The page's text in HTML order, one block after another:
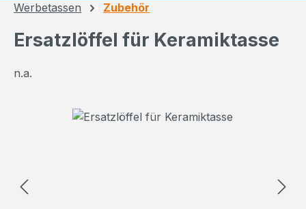
Werbetassen Zubehör
Ersatzlöffel für Keramiktasse
n.a.
Bildergalerie überspringen